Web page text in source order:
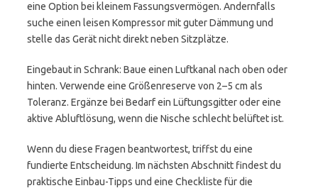
eine Option bei kleinem Fassungsvermögen. Andernfalls
suche einen leisen Kompressor mit guter Dämmung und
stelle das Gerät nicht direkt neben Sitzplätze.
Eingebaut in Schrank: Baue einen Luftkanal nach oben oder
hinten. Verwende eine Größenreserve von 2–5 cm als
Toleranz. Ergänze bei Bedarf ein Lüftungsgitter oder eine
aktive Abluftlösung, wenn die Nische schlecht belüftet ist.
Wenn du diese Fragen beantwortest, triffst du eine
fundierte Entscheidung. Im nächsten Abschnitt findest du
praktische Einbau-Tipps und eine Checkliste für die